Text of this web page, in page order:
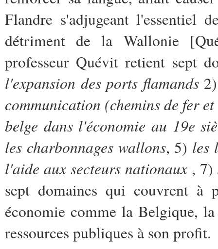
Flandre s'adjugeant l'essentiel
détriment de la Wallonie
professeur Quévit retient sept
l'expansion des ports flamands
communication (chemins de fer
belge dans l'économie au 19e
les charbonnages wallons, 5) les
l'aide aux secteurs nationaux, 7)
sept domaines qui couvrent à
économie comme la Belgique,
ressources publiques à son profit.